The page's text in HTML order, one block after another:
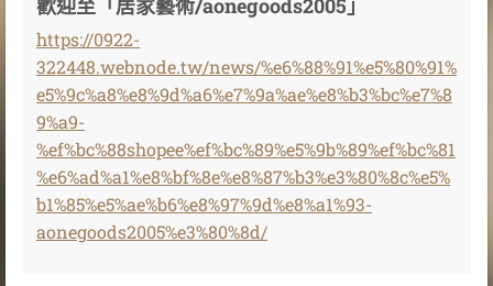
歡迎至「居家藝術/aonegoods2005」
https://0922-
322448.webnode.tw/news/%e6%88%91%e5%80%91%
e5%9c%a8%e8%9d%a6%e7%9a%ae%e8%b3%bc%e7%8
9%a9-
%ef%bc%88shopee%ef%bc%89%e5%9b%89%ef%bc%81
%e6%ad%a1%e8%bf%8e%e8%87%b3%e3%80%8c%e5%
b1%85%e5%ae%b6%e8%97%9d%e8%a1%93-
aonegoods2005%e3%80%8d/